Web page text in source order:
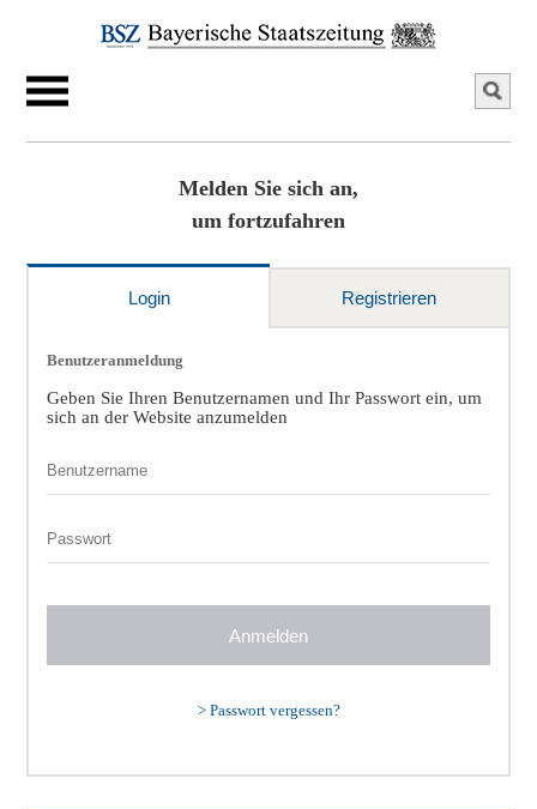
Melden Sie sich an,
um fortzufahren
Login Registrieren
Benutzeranmeldung
Geben Sie Ihren Benutzernamen und Ihr Passwort ein, um
sich an der Website anzumelden
> Passwort vergessen?